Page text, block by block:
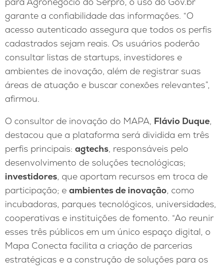
garante a confiabilidade das informações. “O
acesso autenticado assegura que todos os perfis
cadastrados sejam reais. Os usuários poderão
consultar listas de startups, investidores e
ambientes de inovação, além de registrar suas
áreas de atuação e buscar conexões relevantes”,
afirmou.
O consultor de inovação do MAPA, Flávio Duque,
destacou que a plataforma será dividida em três
perfis principais: agtechs, responsáveis pelo
desenvolvimento de soluções tecnológicas;
investidores, que aportam recursos em troca de
participação; e ambientes de inovação, como
incubadoras, parques tecnológicos, universidades,
cooperativas e instituições de fomento. “Ao reunir
esses três públicos em um único espaço digital, o
Mapa Conecta facilita a criação de parcerias
estratégicas e a construção de soluções para os